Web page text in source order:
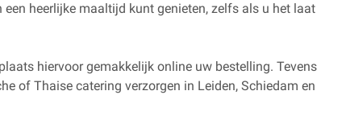
heerlijke maaltijd kunt genieten, zelfs als u het laat
hiervoor gemakkelijk online uw bestelling. Tevens
of Thaise catering verzorgen in Leiden, Schiedam en